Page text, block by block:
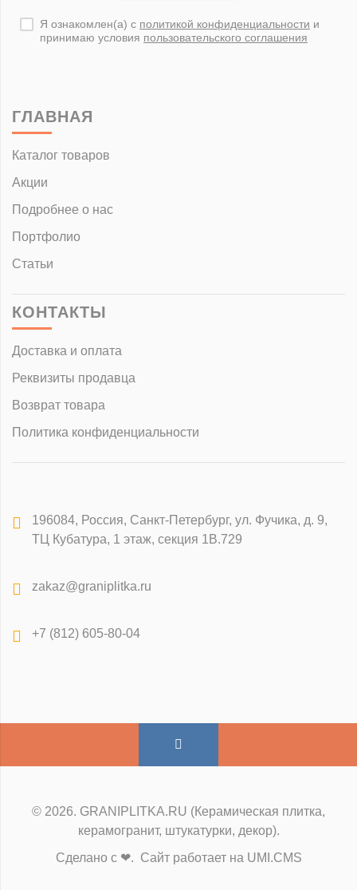
Я ознакомлен(а) с политикой конфиденциальности и
принимаю условия пользовательского соглашения
ГЛАВНАЯ
Каталог товаров
Акции
Подробнее о нас
Портфолио
Статьи
КОНТАКТЫ
Доставка и оплата
Реквизиты продавца
Возврат товара
Политика конфиденциальности
196084, Россия, Санкт-Петербург, ул. Фучика, д. 9,
ТЦ Кубатура, 1 этаж, секция 1В.729
zakaz@graniplitka.ru
+7 (812) 605-80-04
© 2026. GRANIPLITKA.RU (Керамическая плитка,
керамогранит, штукатурки, декор).
Сделано с ❤. Сайт работает на UMI.CMS